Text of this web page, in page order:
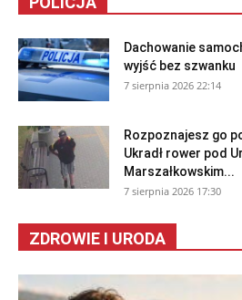
Dachowanie
wyjść bez szwanku
7 sierpnia 2026 22:14
Rozpoznajesz go
Ukradł rower pod
Marszałkowskim...
7 sierpnia 2026 17:30
ZDROWIE I URODA